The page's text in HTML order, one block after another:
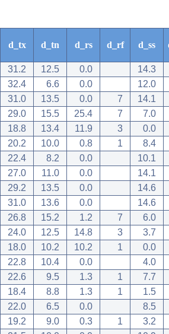
d_tx d_tn d_rs d_rf d_ss
31.2 12.5 0.0
14.3
32.4 6.6 0.0
12.0
31.0 13.5 0.0 7
14.1
29.0 15.5 25.4 7
7.0
18.8 13.4 11.9 3
0.0
20.2 10.0 0.8 1
8.4
22.4 8.2 0.0
10.1
27.0 11.0 0.0
14.1
29.2 13.5 0.0
14.6
31.0 13.6 0.0
14.6
26.8 15.2 1.2 7
6.0
24.0 12.5 14.8 3
3.7
18.0 10.2 10.2 1
0.0
22.8 10.4 0.0
4.0
22.6 9.5 1.3 1
7.7
18.4 8.8 1.3 1
1.5
22.0 6.5 0.0
8.5
19.2 9.0 0.3 1
3.2